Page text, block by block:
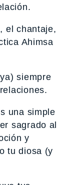
el chantaje,
Ahimsa
siempre
una simple
sagrado al
y
tu diosa (y